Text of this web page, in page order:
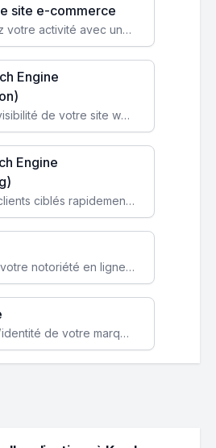
site e-commerce
Transformez votre activité avec une boutique en ligne, accessible à l'échelle mondiale 24/7.
Engine
Boostez la visibilité de votre site web sur Google et attirez du trafic qualifié grâce à nos stratégies SEO.
Engine
Attirez des clients ciblés rapidement avec des campagnes publicitaires payantes optimisées pour vos objectifs.
Augmentez votre notoriété en ligne et stimulez la croissance de votre entreprise grâce à une stratégie sociale sur mesure.
Renforcez l’identité de votre marque avec un design unique qui capte l’attention et engage vos clients.